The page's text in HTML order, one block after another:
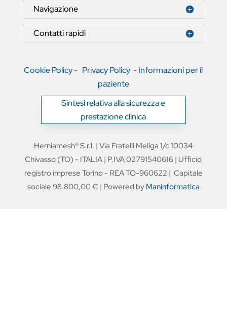
Navigazione
Contatti rapidi
Cookie Policy- Privacy Policy -Informazioni per il
paziente
Sintesi relativa alla sicurezza e
prestazione clinica
Herniamesh® S.r.l. | Via Fratelli Meliga 1/c 10034
Chivasso (TO) - ITALIA | P.IVA 02791540616 | Ufficio
registro imprese Torino - REA TO-960622 | Capitale
sociale 98.800,00 € | Powered by Maninformatica